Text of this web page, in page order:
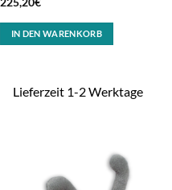
IN DEN WARENKORB
Lieferzeit 1-2 Werktage